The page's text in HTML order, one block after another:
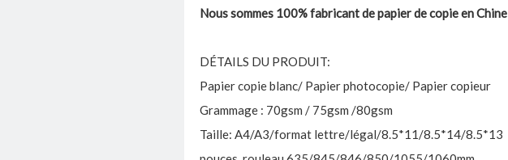
Nous sommes 100% fabricant de papier de copie en Chine
DÉTAILS DU PRODUIT:
Papier copie blanc/ Papier photocopie/ Papier copieur
Grammage : 70gsm / 75gsm /80gsm
Taille: A4/A3/format lettre/légal/8.5*11/8.5*14/8.5*13